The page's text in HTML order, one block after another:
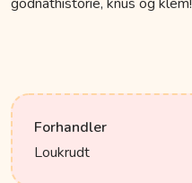
Forhandler
Loukrudt